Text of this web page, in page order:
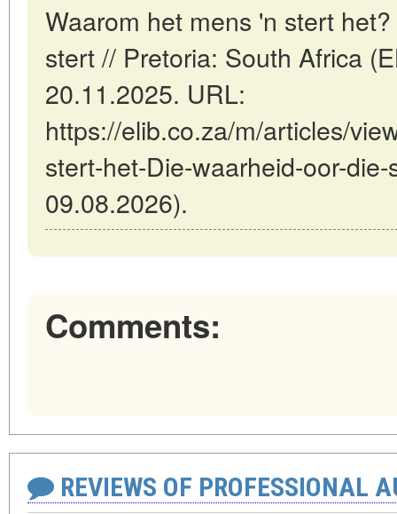
Waarom het mens 'n stert
stert // Pretoria: South Africa
20.11.2025. URL:
https://elib.co.za/m/articles/
stert-het-Die-waarheid-oor-
09.08.2026).
Comments:
REVIEWS OF PROFESSIONAL